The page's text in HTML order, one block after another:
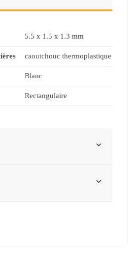
5.5 x 1.5 x 1.3 mm
caoutchouc thermoplastique
Blanc
Rectangulaire